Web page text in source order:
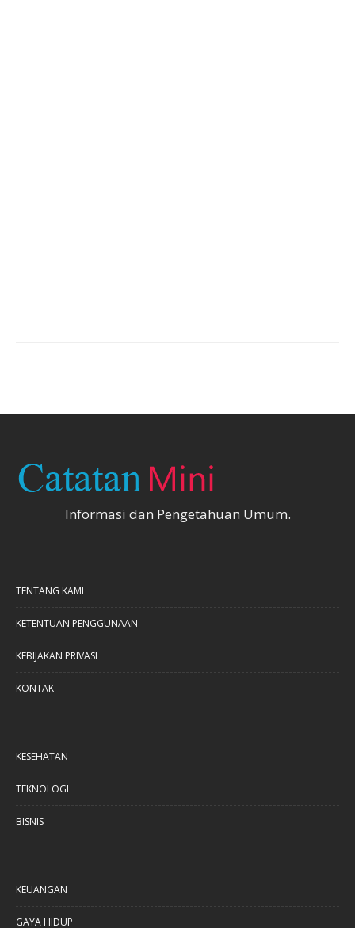
Informasi dan Pengetahuan Umum.
TENTANG KAMI
KETENTUAN PENGGUNAAN
KEBIJAKAN PRIVASI
KONTAK
KESEHATAN
TEKNOLOGI
BISNIS
KEUANGAN
GAYA HIDUP